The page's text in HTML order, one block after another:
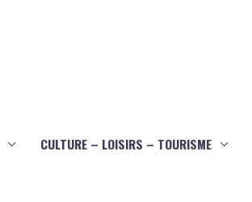
CULTURE – LOISIRS – TOURISME